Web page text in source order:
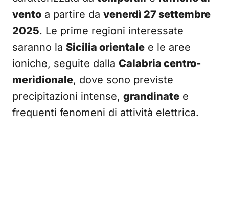
vento a partire da venerdì 27 settembre
2025. Le prime regioni interessate
saranno la Sicilia orientale e le aree
ioniche, seguite dalla Calabria centro-
meridionale, dove sono previste
precipitazioni intense, grandinate e
frequenti fenomeni di attività elettrica.